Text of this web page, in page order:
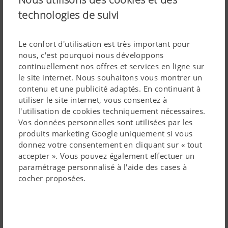
technologies de suivi
Le confort d'utilisation est très important pour
nous, c'est pourquoi nous développons
continuellement nos offres et services en ligne sur
le site internet. Nous souhaitons vous montrer un
contenu et une publicité adaptés. En continuant à
utiliser le site internet, vous consentez à
l'utilisation de cookies techniquement nécessaires.
Vos données personnelles sont utilisées par les
produits marketing Google uniquement si vous
donnez votre consentement en cliquant sur « tout
accepter ». Vous pouvez également effectuer un
paramétrage personnalisé à l'aide des cases à
cocher proposées.
PÖTTINGER offre ainsi, avec ses terminaux intelligents
adaptée à chaque utilisation. Avec un seul terminal, une
meilleure vue d'ensemble est assurée dans la cabine.
Technologie
GeoSuite App